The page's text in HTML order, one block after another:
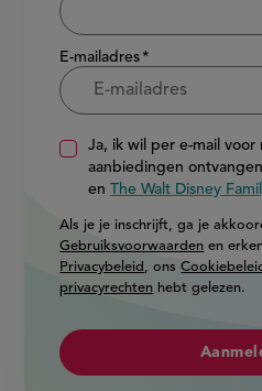
E-mailadres
Ja, ik wil per e-mail
aanbiedingen
enThe Walt Disney
Als je je inschrijft, ga je
Gebruiksvoorwaarden en
Privacybeleid , ons
privacyrechten hebt gelezen.